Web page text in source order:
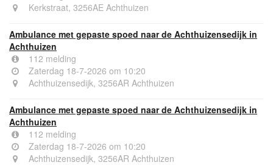
Kerkstraat, 3256AE Achthuizen
Ambulance met gepaste spoed naar de Achthuizensedijk in
Achthuizen
112 melding
Zaterdag 18-7-2026 om 10:20
Achthuizensedijk, 3256AR Achthuizen
Ambulance met gepaste spoed naar de Achthuizensedijk in
Achthuizen
112 melding
Zaterdag 18-7-2026 om 10:20
Achthuizensedijk, 3256AR Achthuizen